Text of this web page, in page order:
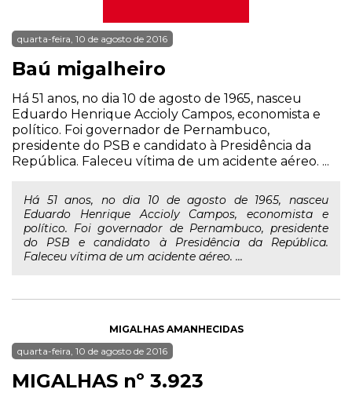
quarta-feira, 10 de agosto de 2016
Baú migalheiro
Há 51 anos, no dia 10 de agosto de 1965, nasceu
Eduardo Henrique Accioly Campos, economista e
político. Foi governador de Pernambuco,
presidente do PSB e candidato à Presidência da
República. Faleceu vítima de um acidente aéreo. ...
Há 51 anos, no dia 10 de agosto de 1965, nasceu
Eduardo Henrique Accioly Campos, economista e
político. Foi governador de Pernambuco, presidente
do PSB e candidato à Presidência da República.
Faleceu vítima de um acidente aéreo. ...
MIGALHAS AMANHECIDAS
quarta-feira, 10 de agosto de 2016
MIGALHAS nº 3.923